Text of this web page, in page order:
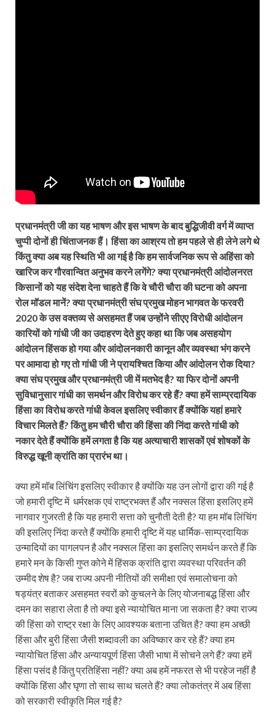
प्रधानमंत्री जी का यह भाषण और इस भाषण के बाद बुद्धिजीवी वर्ग में व्याप्त
चुप्पी दोनों ही चिंताजनक हैं। हिंसा का आश्रय तो हम पहले से ही लेने लगे थे
किंतु क्या अब यह स्थिति भी आ गई है कि हम सार्वजनिक रूप से अहिंसा को
खारिज कर गौरवान्वित अनुभव करने लगेंगे? क्या प्रधानमंत्री आंदोलनरत
किसानों को यह संदेश देना चाहते हैं कि वे चौरी चौरा की घटना को अपना
रोल मॉडल मानें? क्या प्रधानमंत्री संघ प्रमुख मोहन भागवत के फरवरी
2020 के उस वक्तव्य से असहमत हैं जब उन्होंने सीएए विरोधी आंदोलन
कारियों को गांधी जी का उदाहरण देते हुए कहा था कि जब असहयोग
आंदोलन हिंसक हो गया और आंदोलनकारी कानून और व्यवस्था भंग करने
पर आमादा हो गए तो गांधी जी ने प्रायश्चित किया और आंदोलन रोक दिया?
क्या संघ प्रमुख और प्रधानमंत्री जी में मतभेद है? या फिर दोनों अपनी
सुविधानुसार गांधी का समर्थन और विरोध कर रहे हैं? क्या हमें साम्प्रदायिक
हिंसा का विरोध करते गांधी केवल इसलिए स्वीकार हैं क्योंकि यहां हमारे
विचार मिलते हैं? किंतु हम चौरी चौरा की हिंसा की निंदा करते गांधी को
नकार देते हैं क्योंकि हमें लगता है कि यह अत्याचारी शासकों एवं शोषकों के
विरुद्ध खूनी क्रांति का प्रारंभ था।
क्या हमें मॉब लिंचिंग इसलिए स्वीकार है क्योंकि यह उन लोगों द्वारा की गई है
जो हमारी दृष्टि में धर्मरक्षक एवं राष्ट्रभक्त हैं और नक्सल हिंसा इसलिए हमें
नागवार गुजरती है कि यह हमारी सत्ता को चुनौती देती है? या हम मॉब लिंचिंग
की इसलिए निंदा करते हैं क्योंकि हमारी दृष्टि में यह धार्मिक-साम्प्रदायिक
उन्मादियों का पागलपन है और नक्सल हिंसा का इसलिए समर्थन करते हैं कि
हमारे मन के किसी गुप्त कोने में हिंसक क्रांति द्वारा व्यवस्था परिवर्तन की
उम्मीद शेष है? जब राज्य अपनी नीतियों की समीक्षा एवं समालोचना को
षड्यंत्र बताकर असहमत स्वरों को कुचलने के लिए योजनाबद्ध हिंसा और
दमन का सहारा लेता है तो क्या इसे न्यायोचित माना जा सकता है? क्या राज्य
की हिंसा को राष्ट्र रक्षा के लिए आवश्यक बताना उचित है? क्या हम अच्छी
हिंसा और बुरी हिंसा जैसी शब्दावली का अविष्कार कर रहे हैं? क्या हम
न्यायोचित हिंसा और अन्यायपूर्ण हिंसा जैसी भाषा में सोचने लगे हैं? क्या हमें
हिंसा पसंद है किंतु प्रतिहिंसा नहीं? क्या अब हमें नफरत से भी परहेज नहीं है
क्योंकि हिंसा और घृणा तो साथ साथ चलते हैं? क्या लोकतंत्र में अब हिंसा
को सरकारी स्वीकृति मिल गई है?